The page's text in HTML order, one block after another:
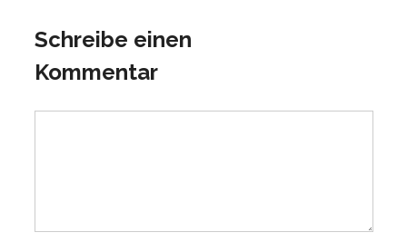
Schreibe einen
Kommentar